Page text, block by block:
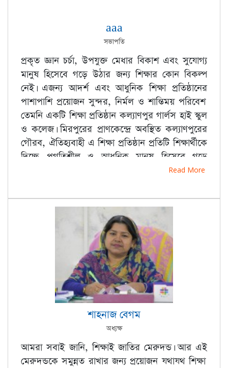
aaa
সভাপতি
প্রকৃত জ্ঞান চর্চা, উপযুক্ত মেধার বিকাশ এবং সুযোগ্য
মানুষ হিসেবে গড়ে উঠার জন্য শিক্ষার কোন বিকল্প
নেই। এজন্য আদর্শ এবং আধুনিক শিক্ষা প্রতিষ্ঠানের
পাশাপাশি প্রয়োজন সুন্দর, নির্মল ও শান্তিময় পরিবেশ।
তেমনি একটি শিক্ষা প্রতিষ্ঠান কল্যাণপুর গার্লস হাই স্কুল
ও কলেজ। মিরপুরের প্রাণকেন্দ্রে অবস্থিত কল্যাণপুরের
গৌরব, ঐতিহ্যবাহী এ শিক্ষা প্রতিষ্ঠান প্রতিটি শিক্ষার্থীকে
দিচ্ছে প্রগতিশীল ও আধুনিক মানুষ হিসেবে গড়ে
তোলার প্রতিশ্রুতি। অভিজ্ঞ শিক্ষকমন্ডলী দ্বারা পরিচালিত
Read More
শাহনাজ বেগম
অধ্যক্ষ
আমরা সবাই জানি, শিক্ষাই জাতির মেরুদন্ড। আর এই
মেরুদন্ডকে সমুন্নত রাখার জন্য প্রয়োজন যথাযথ শিক্ষা।